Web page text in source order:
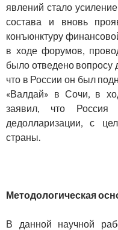
явлений стало
состава и вновь
конъюнктуру
в ходе форумов,
было отведено вопросу
что в России он был
«Валдай» в Сочи, в
заявил, что Россия
дедолларизации, с
страны.
Методологическая
В данной научной